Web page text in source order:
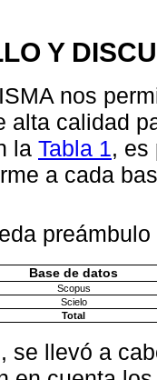
Y
nos
alta calidad
la Tabla 1, es
a cada
preámbulo
Base de datos
Scopus
Scielo
Total
se llevó a